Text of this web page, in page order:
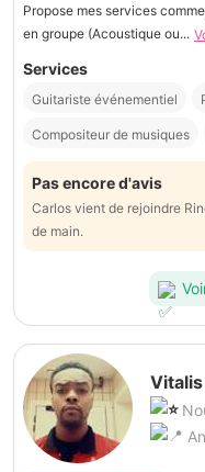
Propose mes services
en groupe (Acoustique ou...
Services
Guitariste événementiel
Compositeur de musiques
Pas encore d'avis
Carlos vient de rejoindre
de main.